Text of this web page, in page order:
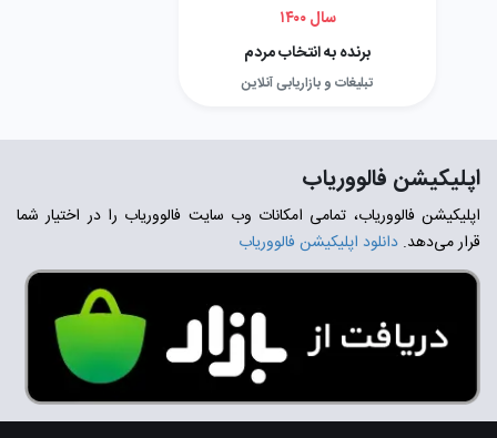
سال ۱۴۰۰
برنده به انتخاب مردم
تبلیغات و بازاریابی آنلاین
اپلیکیشن فالووریاب
اپلیکیشن فالووریاب، تمامی امکانات وب سایت فالووریاب را در اختیار شما
قرار می‌دهد. دانلود اپلیکیشن فالووریاب